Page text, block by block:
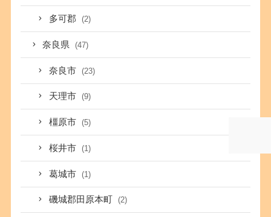
多可郡 (2)
奈良県 (47)
奈良市 (23)
天理市 (9)
橿原市 (5)
桜井市 (1)
葛城市 (1)
磯城郡田原本町 (2)